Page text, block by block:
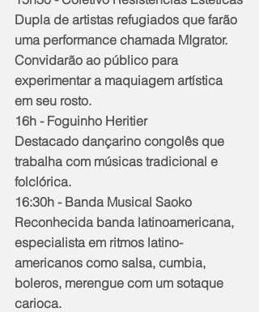
Dupla de artistas refugiados que farão
uma performance chamada MIgrator.
Convidarão ao público para
experimentar a maquiagem artística
em seu rosto.
16h - Foguinho Heritier
Destacado dançarino congolês que
trabalha com músicas tradicional e
folclórica.
16:30h - Banda Musical Saoko
Reconhecida banda latinoamericana,
especialista em ritmos latino-
americanos como salsa, cumbia,
boleros, merengue com um sotaque
carioca.